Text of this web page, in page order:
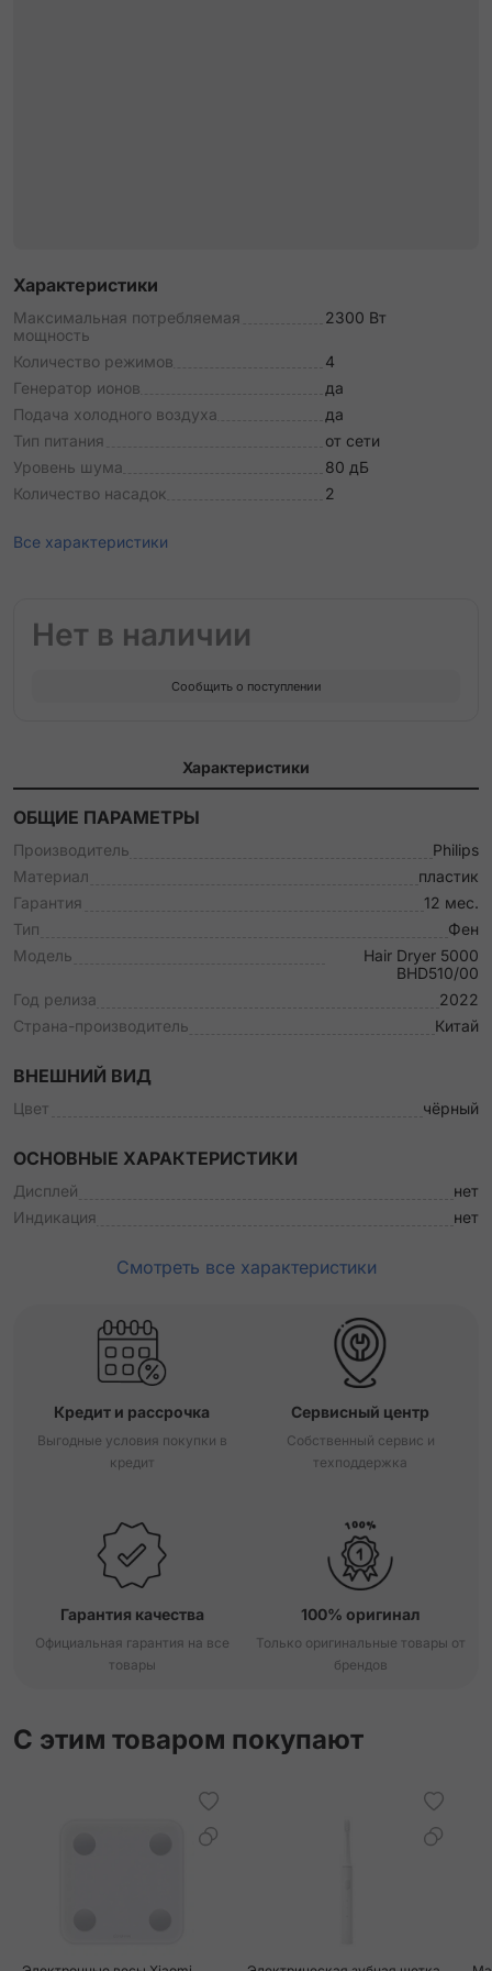
Характеристики
Максимальная потребляемая
мощность
2300 Вт
Количество режимов
4
Генератор ионов
да
Подача холодного воздуха
да
Тип питания
от сети
Уровень шума
80 дБ
Количество насадок
2
Все характеристики
Нет в наличии
Сообщить о поступлении
Характеристики
ОБЩИЕ ПАРАМЕТРЫ
Производитель
Philips
Материал
пластик
Гарантия
12 мес.
Тип
Фен
Модель
Hair Dryer 5000
BHD510/00
Год релиза
2022
Страна-производитель
Китай
ВНЕШНИЙ ВИД
Цвет чёрный
ОСНОВНЫЕ ХАРАКТЕРИСТИКИ
Дисплей
нет
Индикация
нет
Смотреть все характеристики
Кредит и рассрочка
Выгодные условия покупки в
кредит
Сервисный центр
Собственный сервис и
техподдержка
Гарантия качества
Официальная гарантия на все
товары
100% оригинал
Только оригинальные товары от
брендов
С этим товаром покупают